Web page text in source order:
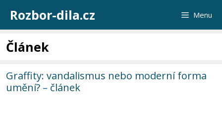
obsah
Rozbor-dila.cz Menu
Článek
Graffity: vandalismus nebo moderní forma
umění? – článek